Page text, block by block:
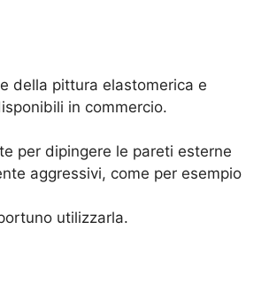
della pittura elastomerica e
in commercio.
per dipingere le pareti esterne
aggressivi, come per esempio
utilizzarla.